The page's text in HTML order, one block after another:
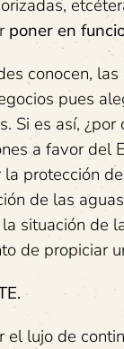
poner en
conocen,
pues
Si es así,
a favor del
protección
de las
situación de
de propiciar
el lujo de